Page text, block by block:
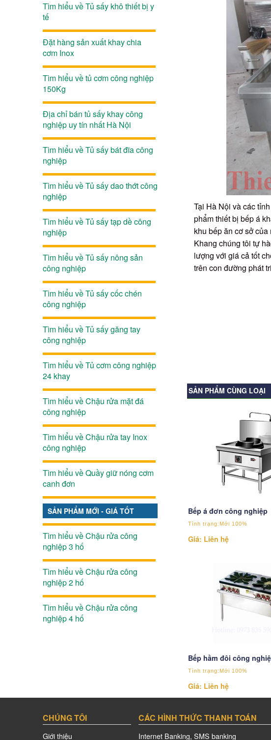
Tại Hà Nội và các
phẩm thiết bị bếp á
khu bếp ăn cơ sở
Khang chúng tôi tự
lượng với giá cả tốt
trên con đường phát
SẢN PHẨM CÙNG LOẠI
Bếp á đơn công nghiệp
Tình trạng:Mới 100%
Giá: Liên hệ
Bếp hầm đôi công
Tình trạng:Mới 100%
Giá: Liên hệ
Tìm hiểu về Tủ sấy khô thiết bị y
tế
Đặt hàng sản xuất khay chia
cơm Inox
Tìm hiểu về tủ cơm công nghiệp
150Kg
Địa chỉ bán tủ sấy khay công
nghiệp uy tín nhất Hà Nội
Tìm hiểu về Tủ sấy bát đĩa công
nghiệp
Tìm hiểu về Tủ sấy dao thớt công
nghiệp
Tìm hiểu về Tủ sấy tạp dề công
nghiệp
Tìm hiểu về Tủ sấy nông sản
công nghiệp
Tìm hiểu về Tủ sấy cốc chén
công nghiệp
Tìm hiểu về Tủ sấy găng tay
công nghiệp
Tìm hiểu về Tủ cơm công nghiệp
24 khay
Tìm hiểu về Chậu rửa mặt đá
công nghiệp
Tìm hiểu về Chậu rửa tay Inox
công nghiệp
Tìm hiểu về Quầy giữ nóng cơm
canh đơn
SẢN PHẨM MỚI - GIÁ TỐT
Tìm hiểu về Chậu rửa công
nghiệp 3 hố
Tìm hiểu về Chậu rửa công
nghiệp 2 hố
Tìm hiểu về Chậu rửa công
nghiệp 4 hố
CHÚNG TÔI
Giới thiệu
CÁC HÌNH THỨC THANH TOÁN
Internet Banking, SMS banking